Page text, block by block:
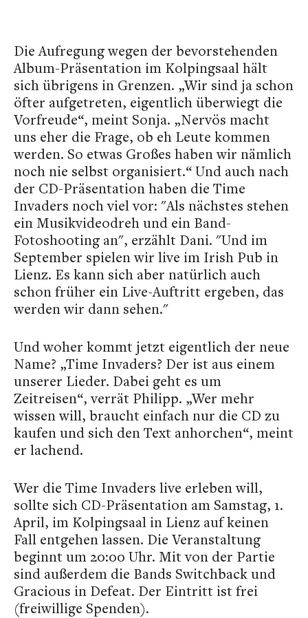
Die Aufregung wegen der bevorstehenden
Album-Präsentation im Kolpingsaal hält
sich übrigens in Grenzen. „Wir sind ja schon
öfter aufgetreten, eigentlich überwiegt die
Vorfreude“, meint Sonja. „Nervös macht
uns eher die Frage, ob eh Leute kommen
werden. So etwas Großes haben wir nämlich
noch nie selbst organisiert.“ Und auch nach
der CD-Präsentation haben die Time
Invaders noch viel vor: "Als nächstes stehen
ein Musikvideodreh und ein Band-
Fotoshooting an", erzählt Dani. "Und im
September spielen wir live im Irish Pub in
Lienz. Es kann sich aber natürlich auch
schon früher ein Live-Auftritt ergeben, das
werden wir dann sehen."
Und woher kommt jetzt eigentlich der neue
Name? „Time Invaders? Der ist aus einem
unserer Lieder. Dabei geht es um
Zeitreisen“, verrät Philipp. „Wer mehr
wissen will, braucht einfach nur die CD zu
kaufen und sich den Text anhorchen“, meint
er lachend.
Wer die Time Invaders live erleben will,
sollte sich CD-Präsentation am Samstag, 1.
April, im Kolpingsaal in Lienz auf keinen
Fall entgehen lassen. Die Veranstaltung
beginnt um 20:00 Uhr. Mit von der Partie
sind außerdem die Bands Switchback und
Gracious in Defeat. Der Eintritt ist frei
(freiwillige Spenden).